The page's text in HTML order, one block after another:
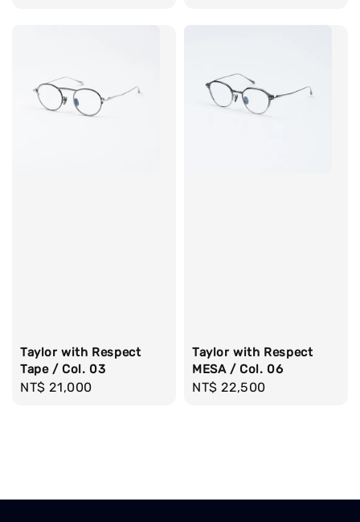
Taylor with Respect
Tape / Col. 03
Regular
NT$ 21,000
Taylor with Respect
MESA / Col. 06
Regular
NT$ 22,500